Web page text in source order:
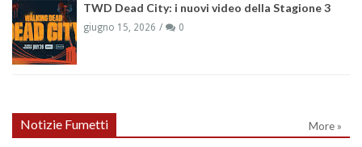
TWD Dead City: i nuovi video della Stagione 3
giugno 15, 2026 0
Notizie Fumetti More »